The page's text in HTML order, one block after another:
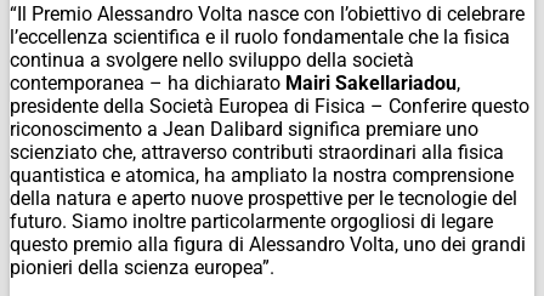
“Il Premio Alessandro Volta nasce con l’obiettivo di celebrare
l’eccellenza scientifica e il ruolo fondamentale che la fisica
continua a svolgere nello sviluppo della società
contemporanea – ha dichiarato Mairi Sakellariadou,
presidente della Società Europea di Fisica – Conferire questo
riconoscimento a Jean Dalibard significa premiare uno
scienziato che, attraverso contributi straordinari alla fisica
quantistica e atomica, ha ampliato la nostra comprensione
della natura e aperto nuove prospettive per le tecnologie del
futuro. Siamo inoltre particolarmente orgogliosi di legare
questo premio alla figura di Alessandro Volta, uno dei grandi
pionieri della scienza europea”.